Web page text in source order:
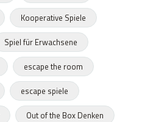
Kooperative Spiele
Spiel für Erwachsene
escape the room
escape spiele
Out of the Box Denken